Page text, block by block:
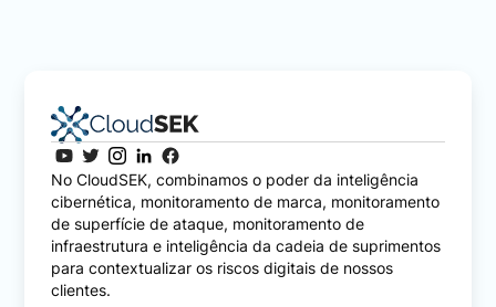
No CloudSEK, combinamos o poder da inteligência
cibernética, monitoramento de marca, monitoramento
de superfície de ataque, monitoramento de
infraestrutura e inteligência da cadeia de suprimentos
para contextualizar os riscos digitais de nossos
clientes.